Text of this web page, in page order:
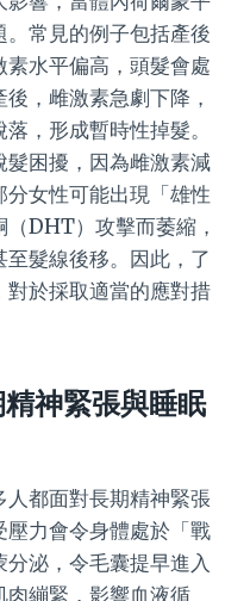
常見的例子包括產後
水平偏高，頭髮會處
，雌激素急劇下降，
，形成暫時性掉髮。
困擾，因為雌激素減
女性可能出現「雄性
DHT）攻擊而萎縮，
髮線後移。因此，了
於採取適當的應對措
神緊張與睡眠
都面對長期精神緊張
力會令身體處於「戰
泌，令毛囊提早進入
繃緊，影響血液循